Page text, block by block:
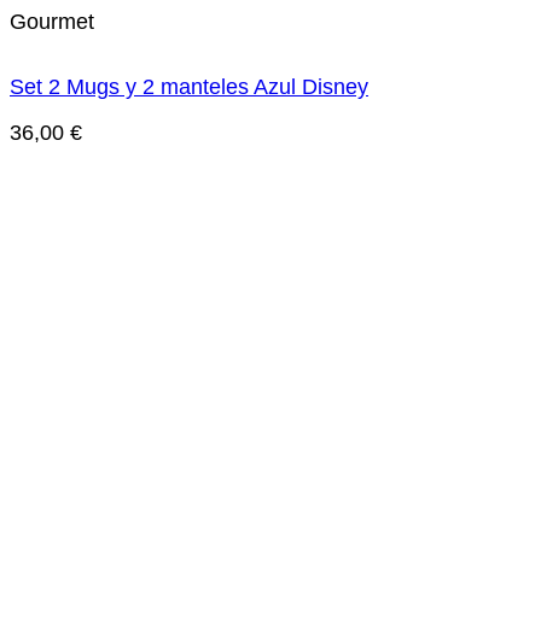
Gourmet
Set 2 Mugs y 2 manteles Azul Disney
36,00 €